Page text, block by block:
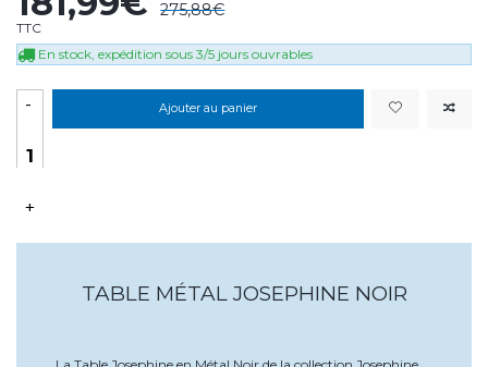
275,88€
TTC
En stock, expédition sous 3/5 jours ouvrables
-
+
Ajouter au panier
TABLE MÉTAL JOSEPHINE NOIR